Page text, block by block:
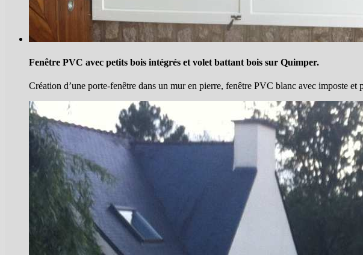
Fenêtre PVC avec petits bois intégrés et volet battant bois sur Quimper.
Création d’une porte-fenêtre dans un mur en pierre, fenêtre PVC blanc avec imposte